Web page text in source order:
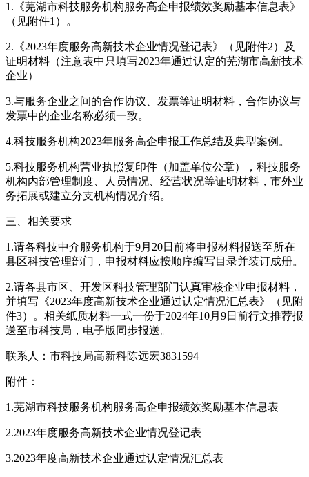
1.《芜湖市科技服务机构服务高企申报绩效奖励基本信息表》
（见附件1）。
2.《2023年度服务高新技术企业情况登记表》（见附件2）及
证明材料（注意表中只填写2023年通过认定的芜湖市高新技术
企业）
3.与服务企业之间的合作协议、发票等证明材料，合作协议与
发票中的企业名称必须一致。
4.科技服务机构2023年服务高企申报工作总结及典型案例。
5.科技服务机构营业执照复印件（加盖单位公章），科技服务
机构内部管理制度、人员情况、经营状况等证明材料，市外业
务拓展或建立分支机构情况介绍。
三、相关要求
1.请各科技中介服务机构于9月20日前将申报材料报送至所在
县区科技管理部门，申报材料应按顺序编写目录并装订成册。
2.请各县市区、开发区科技管理部门认真审核企业申报材料，
并填写《2023年度高新技术企业通过认定情况汇总表》（见附
件3）。相关纸质材料一式一份于2024年10月9日前行文推荐报
送至市科技局，电子版同步报送。
联系人：市科技局高新科陈远宏3831594
附件：
1.芜湖市科技服务机构服务高企申报绩效奖励基本信息表
2.2023年度服务高新技术企业情况登记表
3.2023年度高新技术企业通过认定情况汇总表